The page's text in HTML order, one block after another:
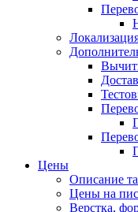
Цены
Описание
Цены на
Верстка,